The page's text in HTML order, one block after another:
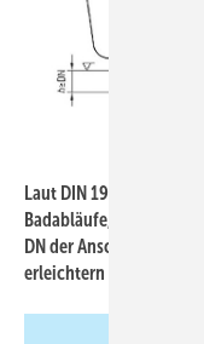
Laut DIN 1986-100
Badabläufe, so in die
DN der
erleichtern die Erfüllung